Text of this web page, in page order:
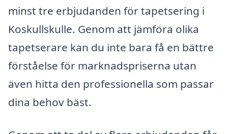
minst tre erbjudanden för tapetsering i
Koskullskulle. Genom att jämföra olika
tapetserare kan du inte bara få en bättre
förståelse för marknadspriserna utan
även hitta den professionella som passar
dina behov bäst.